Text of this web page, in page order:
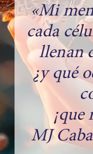
«Mi
cada
llenan
¿y qué
¡que
MJ